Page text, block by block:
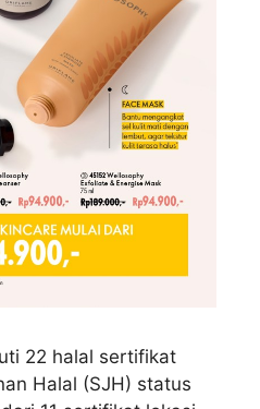
22 halal sertifikat
Halal (SJH) status